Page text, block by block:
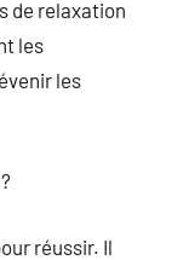
de relaxation
les
les
réussir. Il